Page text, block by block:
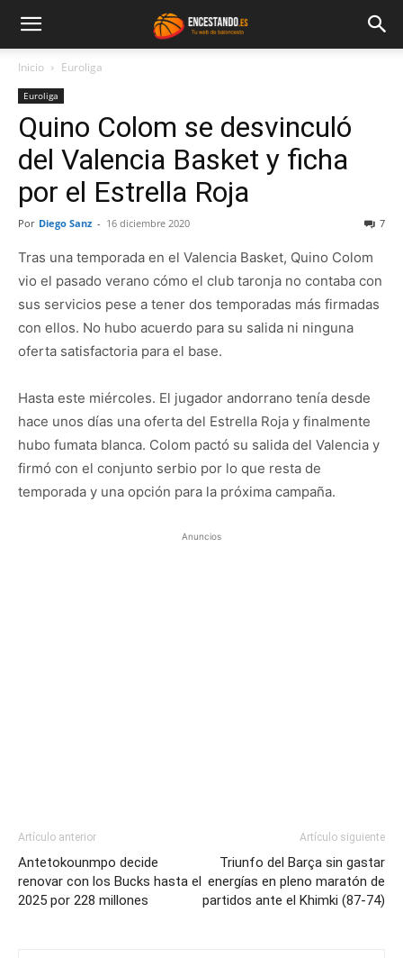
Inicio Euroliga
Euroliga
Quino Colom se desvinculó
del Valencia Basket y ficha
por el Estrella Roja
Por Diego Sanz - 16 diciembre 2020 7
Tras una temporada en el Valencia Basket, Quino Colom
vio el pasado verano cómo el club taronja no contaba con
sus servicios pese a tener dos temporadas más firmadas
con ellos. No hubo acuerdo para su salida ni ninguna
oferta satisfactoria para el base.
Hasta este miércoles. El jugador andorrano tenía desde
hace unos días una oferta del Estrella Roja y finalmente
hubo fumata blanca. Colom pactó su salida del Valencia y
firmó con el conjunto serbio por lo que resta de
temporada y una opción para la próxima campaña.
Anuncios
Artículo anterior
Antetokounmpo decide
renovar con los Bucks hasta el
2025 por 228 millones
Artículo siguiente
Triunfo del Barça sin gastar
energías en pleno maratón de
partidos ante el Khimki (87-74)